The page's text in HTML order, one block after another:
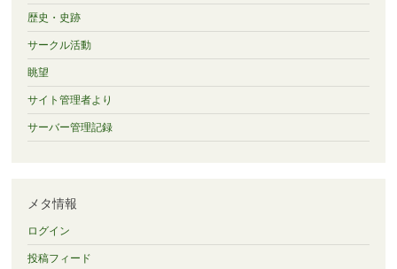
歴史・史跡
サークル活動
眺望
サイト管理者より
サーバー管理記録
メタ情報
ログイン
投稿フィード